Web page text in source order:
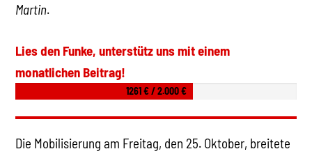
Martin.
Lies den Funke, unterstütz uns mit einem
monatlichen Beitrag!
1261 € / 2.000 €
Die Mobilisierung am Freitag, den 25. Oktober, breitete